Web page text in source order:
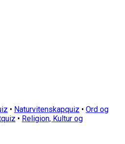
• Naturvitenskapquiz • Ord og
• Religion, Kultur og